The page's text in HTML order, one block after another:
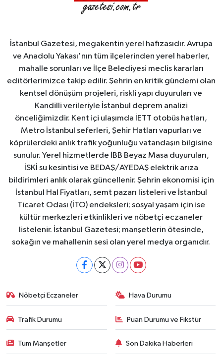
İstanbul Gazetesi, megakentin yerel hafızasıdır. Avrupa
ve Anadolu Yakası'nın tüm ilçelerinden yerel haberler,
mahalle sorunları ve İlçe Belediyesi meclis kararları
editörlerimizce takip edilir. Şehrin en kritik gündemi olan
kentsel dönüşüm projeleri, riskli yapı duyuruları ve
Kandilli verileriyle İstanbul deprem analizi
önceliğimizdir. Kent içi ulaşımda İETT otobüs hatları,
Metro İstanbul seferleri, Şehir Hatları vapurları ve
köprülerdeki anlık trafik yoğunluğu vatandaşın bilgisine
sunulur. Yerel hizmetlerde İBB Beyaz Masa duyuruları,
İSKİ su kesintisi ve BEDAŞ/AYEDAŞ elektrik arıza
bildirimleri anlık olarak güncellenir. Şehrin ekonomisi için
İstanbul Hal Fiyatları, semt pazarı listeleri ve İstanbul
Ticaret Odası (İTO) endeksleri; sosyal yaşam için ise
kültür merkezleri etkinlikleri ve nöbetçi eczaneler
listelenir. İstanbul Gazetesi; manşetlerin ötesinde,
sokağın ve mahallenin sesi olan yerel medya organıdır.
Nöbetçi Eczaneler Hava Durumu
Trafik Durumu Puan Durumu ve Fikstür
Tüm Manşetler Son Dakika Haberleri